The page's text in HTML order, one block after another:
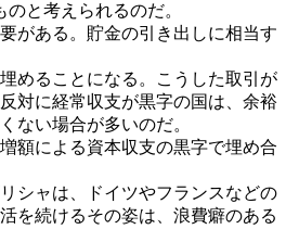
と考えられるのだ。
がある。貯金の引き出しに相当す
めることになる。こうした取引が
対に経常収支が黒字の国は、余裕
ない場合が多いのだ。
額による資本収支の黒字で埋め合
シャは、ドイツやフランスなどの
を続けるその姿は、浪費癖のある